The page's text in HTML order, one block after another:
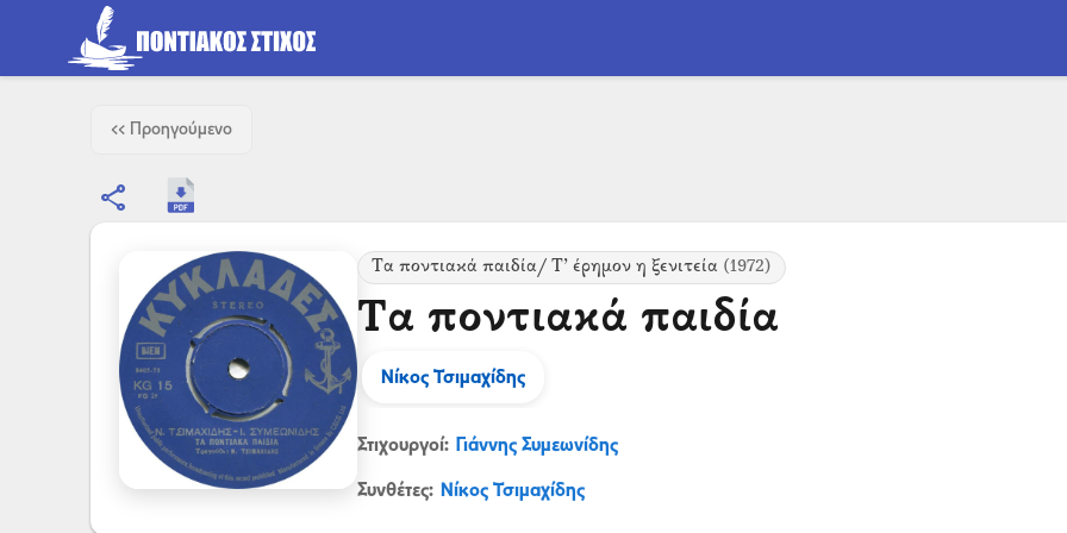
<< Προηγούμενο
share
Τα ποντιακά παιδία/ Τ’ έρημον η ξενιτεία (1972)
Τα ποντιακά παιδία
Νίκος Τσιμαχίδης
Στιχουργοί: Γιάννης Συμεωνίδης
Συνθέτες: Νίκος Τσιμαχίδης